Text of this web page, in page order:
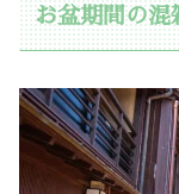
お盆期間の混